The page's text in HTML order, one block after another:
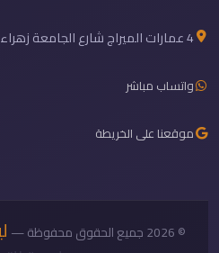
4 عمارات الميراج شارع الجامعة زهراء مدينة نصر القاهرة مصر
واتساب مباشر
موقعنا على الخريطة